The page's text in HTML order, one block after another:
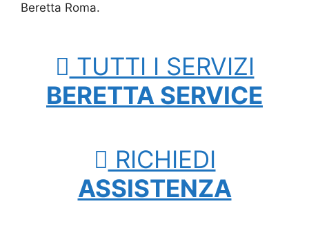
Beretta Roma.
TUTTI I SERVIZI
BERETTA SERVICE
RICHIEDI
ASSISTENZA